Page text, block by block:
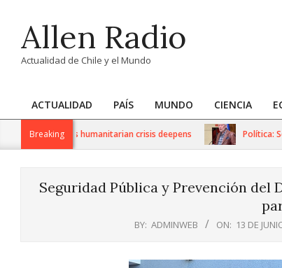
contentAllen Radio
Actualidad de Chile y el Mundo
Primary
Navigation
ACTUALIDAD PAÍS MUNDO CIENCIA
Breaking
sanctions as humanitarian crisis deepens Política:
Seguridad Pública y Prevención
BY: ADMINWEB ON: 13 DE